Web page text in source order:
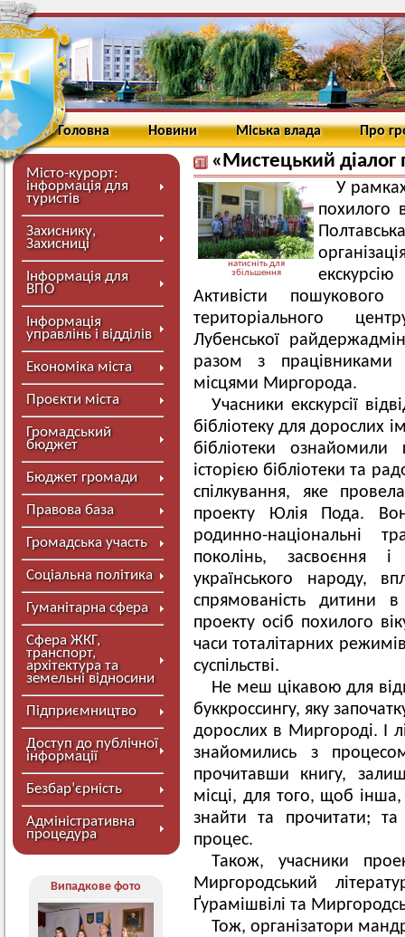
Головна Новини Міська влада Про
Місто-курорт:
інформація для
туристів
Захиснику,
Захисниці
Інформація для
ВПО
Інформація
управлінь і відділів
Економіка міста
Проєкти міста
Громадський
бюджет
Бюджет громади
Правова база
Громадська участь
Соціальна політика
Гуманітарна сфера
Сфера ЖКГ,
транспорт,
архітектура та
земельні відносини
Підприємництво
Доступ до публічної
інформації
Безбар’єрність
Адміністративна
процедура
Випадкове фото
«Мистецький діалог
натисніть для
збільшення
У
похилого
Активісти
територіального
Лубенської
разом з працівниками
місцями Миргорода.
Учасники екскурсії
бібліотеку для дорослих
бібліотеки
історією бібліотеки та
спілкування, яке
проекту Юлія Пода.
родинно-національні
поколінь, засвоєння і
українського народу,
спрямованість дитини в
проекту осіб похилого
часи тоталітарних
суспільстві.
Не меш цікавою для
буккроссингу, яку
дорослих в Миргороді. І
знайомились з
прочитавши книгу,
місці, для того, щоб
знайти та прочитати;
процес.
Також, учасники
Миргородський
Ґурамішвілі та
Тож, організатори